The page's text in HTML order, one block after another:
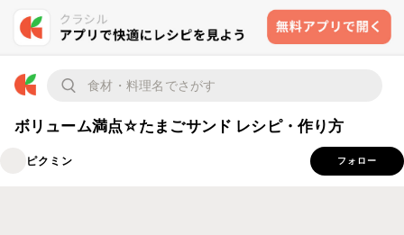
ボリューム満点☆たまごサンド レシピ・作り方
ピクミン フォロー